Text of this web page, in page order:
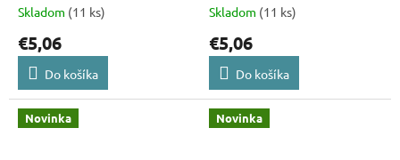
Skladom (11 ks)
€5,06
Do košíka
Skladom (11 ks)
€5,06
Do košíka
Novinka Novinka